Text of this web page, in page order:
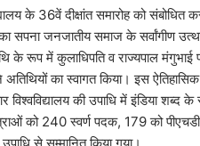
के 36वें दीक्षांत समारोह को
सपना जनजातीय समाज के सर्वांगीण
के रूप में कुलाधिपति व राज्यपाल
का स्वागत किया। इस
विश्वविद्यालय की उपाधि में इंडिया शब्द
को 240 स्वर्ण पदक, 179 को